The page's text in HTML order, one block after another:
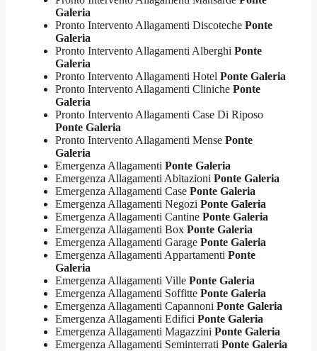
Galeria
Pronto Intervento Allagamenti Discoteche Ponte
Galeria
Pronto Intervento Allagamenti Alberghi Ponte
Galeria
Pronto Intervento Allagamenti Hotel Ponte Galeria
Pronto Intervento Allagamenti Cliniche Ponte
Galeria
Pronto Intervento Allagamenti Case Di Riposo
Ponte Galeria
Pronto Intervento Allagamenti Mense Ponte
Galeria
Emergenza Allagamenti Ponte Galeria
Emergenza Allagamenti Abitazioni Ponte Galeria
Emergenza Allagamenti Case Ponte Galeria
Emergenza Allagamenti Negozi Ponte Galeria
Emergenza Allagamenti Cantine Ponte Galeria
Emergenza Allagamenti Box Ponte Galeria
Emergenza Allagamenti Garage Ponte Galeria
Emergenza Allagamenti Appartamenti Ponte
Galeria
Emergenza Allagamenti Ville Ponte Galeria
Emergenza Allagamenti Soffitte Ponte Galeria
Emergenza Allagamenti Capannoni Ponte Galeria
Emergenza Allagamenti Edifici Ponte Galeria
Emergenza Allagamenti Magazzini Ponte Galeria
Emergenza Allagamenti Seminterrati Ponte Galeria